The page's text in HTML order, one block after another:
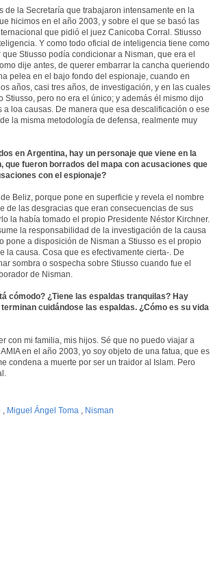
de la Secretaría que trabajaron intensamente en la
hicimos en el año 2003, y sobre el que se basó las
que pidió el juez Canicoba Corral. Stiusso
Y como todo oficial de inteligencia tiene como
Stiusso podía condicionar a Nisman, que era el
dije antes, de querer embarrar la cancha queriendo
pelea en el bajo fondo del espionaje, cuando en
años, casi tres años, de investigación, y en las cuales
pero no era el único; y además él mismo dijo
loa causas. De manera que esa descalificación o ese
la misma metodología de defensa, realmente muy
en Argentina, hay un personaje que viene en la
que fueron borrados del mapa con acusaciones que
con el espionaje?
Beliz, porque pone en superficie y revela el nombre
de las desgracias que eran consecuencias de sus
la había tomado el propio Presidente Néstor Kirchner.
la responsabilidad de la investigación de la causa
pone a disposición de Nisman a Stiusso es el propio
la causa. Cosa que es efectivamente cierta-. De
sombra o sospecha sobre Stiusso cuando fue el
de Nisman.
cómodo? ¿Tiene las espaldas tranquilas? Hay
cuidándose las espaldas. ¿Cómo es su vida
con mi familia, mis hijos. Sé que no puedo viajar a
en el año 2003, yo soy objeto de una fatua, que es
condena a muerte por ser un traidor al Islam. Pero
, Miguel Ángel Toma , Nisman